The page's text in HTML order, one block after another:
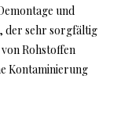
und
der sehr sorgfältig
Rohstoffen
Kontaminierung